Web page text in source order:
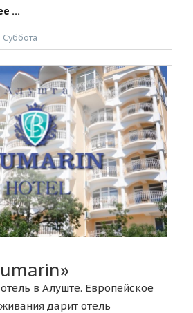
...
Суббота
в Алуште. Европейское
дарит отель